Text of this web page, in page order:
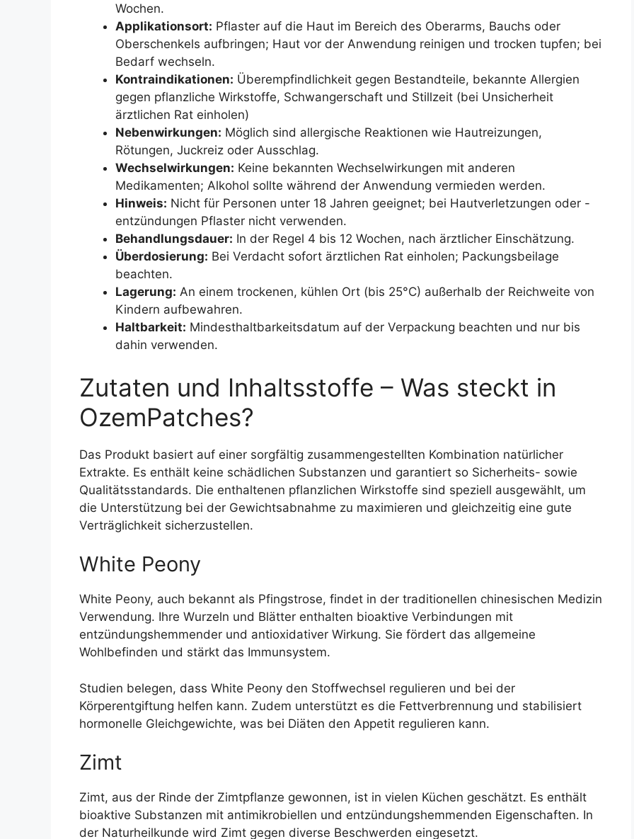
Wochen.
Applikationsort: Pflaster auf die Haut im Bereich des Oberarms, Bauchs oder
Oberschenkels aufbringen; Haut vor der Anwendung reinigen und trocken tupfen; bei
Bedarf wechseln.
Kontraindikationen: Überempfindlichkeit gegen Bestandteile, bekannte Allergien
gegen pflanzliche Wirkstoffe, Schwangerschaft und Stillzeit (bei Unsicherheit
ärztlichen Rat einholen)
Nebenwirkungen: Möglich sind allergische Reaktionen wie Hautreizungen,
Rötungen, Juckreiz oder Ausschlag.
Wechselwirkungen: Keine bekannten Wechselwirkungen mit anderen
Medikamenten; Alkohol sollte während der Anwendung vermieden werden.
Hinweis: Nicht für Personen unter 18 Jahren geeignet; bei Hautverletzungen oder -
entzündungen Pflaster nicht verwenden.
Behandlungsdauer: In der Regel 4 bis 12 Wochen, nach ärztlicher Einschätzung.
Überdosierung: Bei Verdacht sofort ärztlichen Rat einholen; Packungsbeilage
beachten.
Lagerung: An einem trockenen, kühlen Ort (bis 25°C) außerhalb der Reichweite von
Kindern aufbewahren.
Haltbarkeit: Mindesthaltbarkeitsdatum auf der Verpackung beachten und nur bis
dahin verwenden.
Zutaten und Inhaltsstoffe – Was steckt in
OzemPatches?
Das Produkt basiert auf einer sorgfältig zusammengestellten Kombination natürlicher
Extrakte. Es enthält keine schädlichen Substanzen und garantiert so Sicherheits- sowie
Qualitätsstandards. Die enthaltenen pflanzlichen Wirkstoffe sind speziell ausgewählt, um
die Unterstützung bei der Gewichtsabnahme zu maximieren und gleichzeitig eine gute
Verträglichkeit sicherzustellen.
White Peony
White Peony, auch bekannt als Pfingstrose, findet in der traditionellen chinesischen Medizin
Verwendung. Ihre Wurzeln und Blätter enthalten bioaktive Verbindungen mit
entzündungshemmender und antioxidativer Wirkung. Sie fördert das allgemeine
Wohlbefinden und stärkt das Immunsystem.
Studien belegen, dass White Peony den Stoffwechsel regulieren und bei der
Körperentgiftung helfen kann. Zudem unterstützt es die Fettverbrennung und stabilisiert
hormonelle Gleichgewichte, was bei Diäten den Appetit regulieren kann.
Zimt
Zimt, aus der Rinde der Zimtpflanze gewonnen, ist in vielen Küchen geschätzt. Es enthält
bioaktive Substanzen mit antimikrobiellen und entzündungshemmenden Eigenschaften. In
der Naturheilkunde wird Zimt gegen diverse Beschwerden eingesetzt.